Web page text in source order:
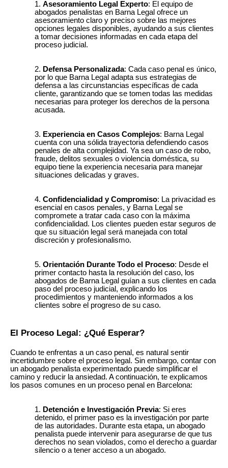
Asesoramiento Legal Experto: El equipo de
abogados penalistas en Barna Legal ofrece un
asesoramiento claro y preciso sobre las mejores
opciones legales disponibles, ayudando a sus clientes
a tomar decisiones informadas en cada etapa del
proceso judicial.
Defensa Personalizada: Cada caso penal es único,
por lo que Barna Legal adapta sus estrategias de
defensa a las circunstancias específicas de cada
cliente, garantizando que se tomen todas las medidas
necesarias para proteger los derechos de la persona
acusada.
Experiencia en Casos Complejos: Barna Legal
cuenta con una sólida trayectoria defendiendo casos
penales de alta complejidad. Ya sea un caso de robo,
fraude, delitos sexuales o violencia doméstica, su
equipo tiene la experiencia necesaria para manejar
situaciones delicadas y graves.
Confidencialidad y Compromiso: La privacidad es
esencial en casos penales, y Barna Legal se
compromete a tratar cada caso con la máxima
confidencialidad. Los clientes pueden estar seguros de
que su situación legal será manejada con total
discreción y profesionalismo.
Orientación Durante Todo el Proceso: Desde el
primer contacto hasta la resolución del caso, los
abogados de Barna Legal guían a sus clientes en cada
paso del proceso judicial, explicando los
procedimientos y manteniendo informados a los
clientes sobre el progreso de su caso.
El Proceso Legal: ¿Qué Esperar?
Cuando te enfrentas a un caso penal, es natural sentir
incertidumbre sobre el proceso legal. Sin embargo, contar con
un abogado penalista experimentado puede simplificar el
camino y reducir la ansiedad. A continuación, te explicamos
los pasos comunes en un proceso penal en Barcelona:
Detención e Investigación Previa: Si eres
detenido, el primer paso es la investigación por parte
de las autoridades. Durante esta etapa, un abogado
penalista puede intervenir para asegurarse de que tus
derechos no sean violados, como el derecho a guardar
silencio o a tener acceso a un abogado.